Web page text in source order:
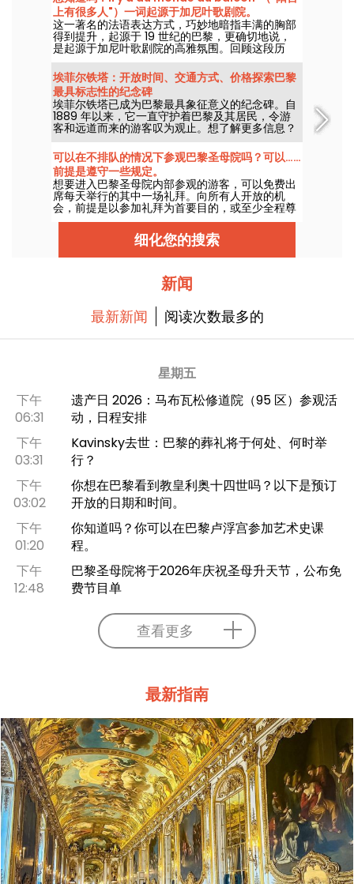
上有很多人"）一词起源于加尼叶歌剧院。
这一著名的法语表达方式，巧妙地暗指丰满的胸部
得到提升，起源于 19 世纪的巴黎，更确切地说，
是起源于加尼叶歌剧院的高雅氛围。回顾这段历
史，上流社会的沙龙里诱惑与礼仪交织在一起。我
们将为您一一讲述。
埃菲尔铁塔：开放时间、交通方式、价格探索巴黎
最具标志性的纪念碑
埃菲尔铁塔已成为巴黎最具象征意义的纪念碑。自
1889 年以来，它一直守护着巴黎及其居民，令游
客和远道而来的游客叹为观止。想了解更多信息？
点击此处！
可以在不排队的情况下参观巴黎圣母院吗？可以……
前提是遵守一些规定。
想要进入巴黎圣母院内部参观的游客，可以免费出
席每天举行的其中一场礼拜。向所有人开放的机
会，前提是以参加礼拜为首要目的，或至少全程尊
重仪式的进行。下面为您梳理应知要点。
细化您的搜索
新闻
最新新闻 阅读次数最多的
星期五
下午
06:31
遗产日 2026：马布瓦松修道院（95 区）参观活
动，日程安排
下午
03:31
Kavinsky去世：巴黎的葬礼将于何处、何时举
行？
下午
03:02
你想在巴黎看到教皇利奥十四世吗？以下是预订
开放的日期和时间。
下午
01:20
你知道吗？你可以在巴黎卢浮宫参加艺术史课
程。
下午
12:48
巴黎圣母院将于2026年庆祝圣母升天节，公布免
费节目单
查看更多
最新指南